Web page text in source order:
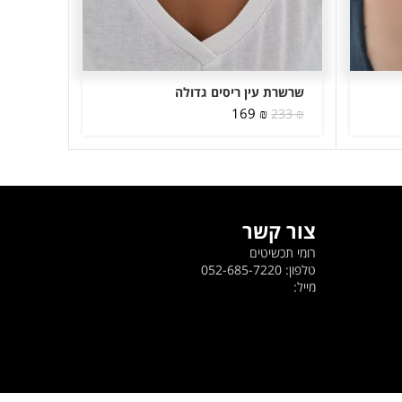
שרשרת עין ריסים גדולה
233₪
המחיר
היה:
169 ₪
הוא:
צור קשר
רומי תכשיטים
טלפון: 052-685-7220
מייל: